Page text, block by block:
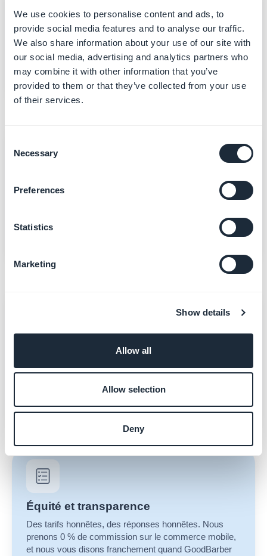
We use cookies to personalise content and ads, to
provide social media features and to analyse our traffic.
We also share information about your use of our site with
our social media, advertising and analytics partners who
may combine it with other information that you’ve
provided to them or that they’ve collected from your use
of their services.
Selection
Necessary
Preferences
Statistics
Marketing
Show details
Allow all
Allow selection
Deny
Engagement
Le lancement est une étape, pas la ligne d'arrivée.
Nous sommes à vos côtés de la première compilation
à la validation sur les stores — et quand Apple ou
Google fait de la résistance, nous vous aidons à
franchir l'obstacle.
Nous créons des applications no-code depuis avant
d'avancer — rendu natif, IA, applications prêtes pour
les agents — chaque fois que cela sert réellement les
d'OS, API obsolètes, nouveaux appareils — nous
maintenons chaque application GoodBarber à jour à
continue de fonctionner année après année.
Équité et transparence
Des tarifs honnêtes, des réponses honnêtes. Nous
prenons 0 % de commission sur le commerce mobile,
et nous vous disons franchement quand GoodBarber